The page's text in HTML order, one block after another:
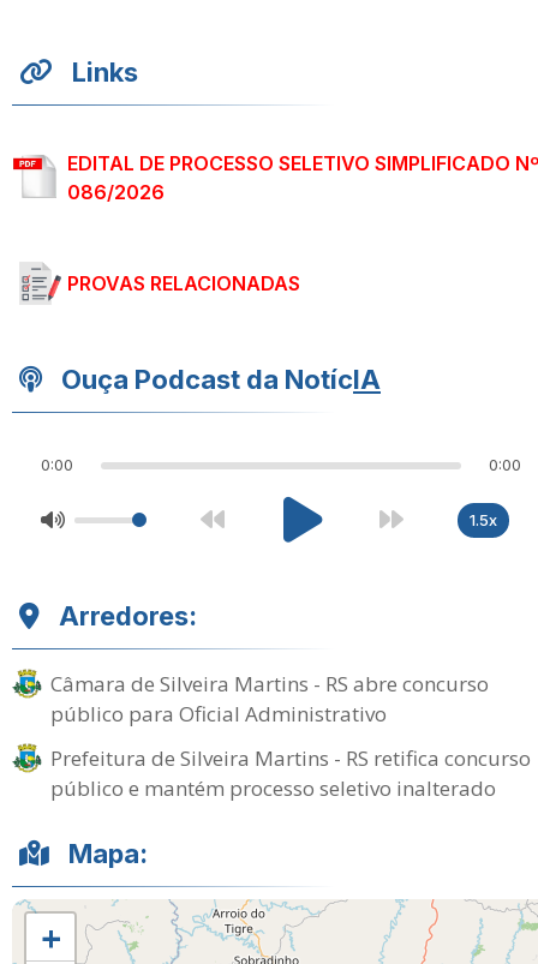
Links
EDITAL DE PROCESSO SELETIVO SIMPLIFICADO Nº
086/2026
PROVAS RELACIONADAS
Ouça Podcast da NotícIA
0:00 0:00
1.5x
Arredores:
Câmara de Silveira Martins - RS abre concurso
público para Oficial Administrativo
Prefeitura de Silveira Martins - RS retifica concurso
público e mantém processo seletivo inalterado
Mapa:
+